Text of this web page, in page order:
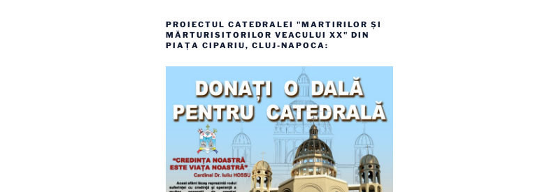
PROIECTUL CATEDRALEI "MARTIRILOR ȘI
MĂRTURISITORILOR VEACULUI XX" DIN
PIAȚA CIPARIU, CLUJ-NAPOCA: